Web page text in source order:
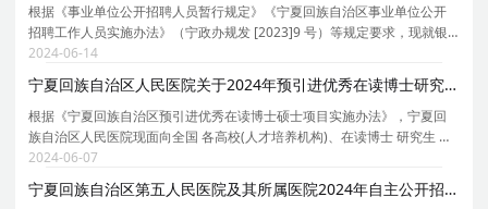
根据《事业单位公开招聘人员暂行规定》《宁夏回族自治区事业单位公开
招聘工作人员实施办法》（宁政办规发 [2023]9 号）等规定要求，现就银
川市妇幼保健院 2024 年公开招聘社区卫生服务站合同制工作人员有关事项
公告如下： 01 招聘原则 （一）公开、平等、竞
2024-06-14
宁夏回族自治区人民医院关于2024年预引进优秀在读博士研究生的公告
根据《宁夏回族自治区预引进优秀在读博士硕士项目实施办法》，宁夏回
族自治区人民医院现面向全国 各高校(人才培养机构)、在读博士 研究生 发
布202 4年预引进优秀在读博士研究生公告，岗位及资格条件详见附件，有
意者请联系宁夏回族自治区人民医院组织人事处
2024-06-07
宁夏回族自治区第五人民医院及其所属医院2024年自主公开招聘118名事业编制工作人员公告